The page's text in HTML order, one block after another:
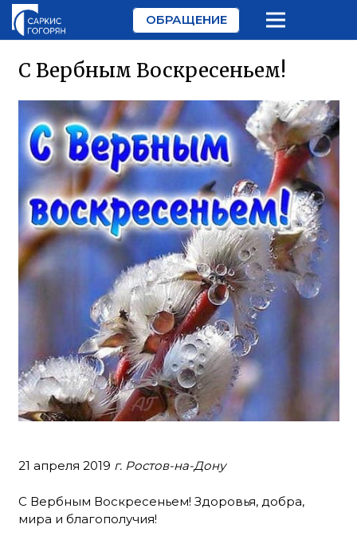
ОБРАЩЕНИЕ
С Вербным Воскресеньем!
21 апреля 2019 г. Ростов-на-Дону
С Вербным Воскресеньем! Здоровья, добра,
мира и благополучия!